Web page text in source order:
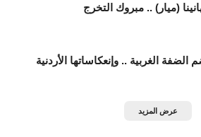
(ميار) .. مبروك التخرج
الضفة الغربية .. وإنعكاساتها الأردنية
عرض المزيد